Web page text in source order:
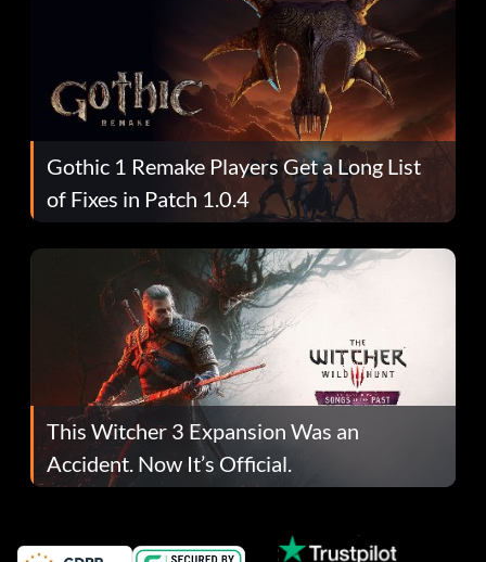
Gothic 1 Remake Players Get a Long List
of Fixes in Patch 1.0.4
This Witcher 3 Expansion Was an
Accident. Now It’s Official.